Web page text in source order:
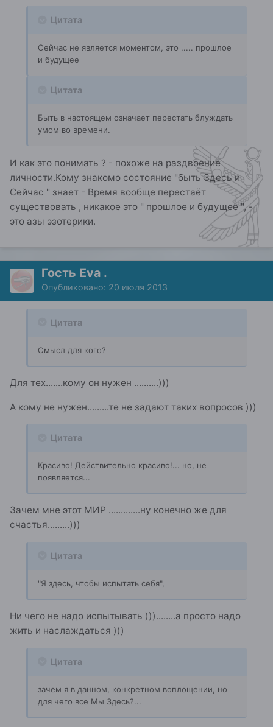
Цитата
Сейчас не является моментом, это ..... прошлое
и будущее
Цитата
Быть в настоящем означает перестать блуждать
умом во времени.
И как это понимать ? - похоже на раздвоение
личности.Кому знакомо состояние "быть Здесь и
Сейчас " знает - Время вообще перестаёт
существовать , никакое это " прошлое и будущее ", -
это азы эзотерики.
Гость Eva .
Опубликовано: 20 июля 2013
Цитата
Смысл для кого?
Для тех.......кому он нужен ..........)))
А кому не нужен.........те не задают таких вопросов )))
Цитата
Красиво! Действительно красиво!... но, не
появляется...
Зачем мне этот МИР .............ну конечно же для
счастья.........)))
Цитата
"Я здесь, чтобы испытать себя",
Ни чего не надо испытывать )))........а просто надо
жить и наслаждаться )))
Цитата
зачем я в данном, конкретном воплощении, но
для чего все Мы Здесь?...